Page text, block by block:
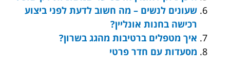
שעונים לנשים – מה חשוב לדעת לפני ביצוע
רכישה בחנות אונליין?
איך מטפלים ברטיבות מהגג בשרון?
מסעדות עם חדר פרטי